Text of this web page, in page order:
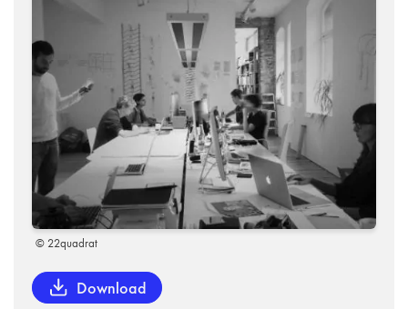
© 22quadrat
Download